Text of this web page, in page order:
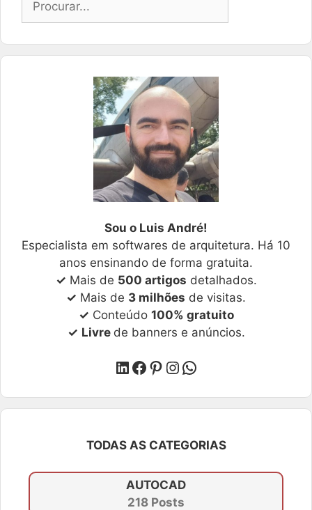
Sou o Luis André!
Especialista em softwares de arquitetura. Há 10
anos ensinando de forma gratuita.
✓ Mais de 500 artigos detalhados.
✓ Mais de 3 milhões de visitas.
✓ Conteúdo 100% gratuito
✓ Livre de banners e anúncios.
LinkedIn
Facebook
Pinterest
Instagram
WhatsApp
TODAS AS CATEGORIAS
AUTOCAD
218 Posts